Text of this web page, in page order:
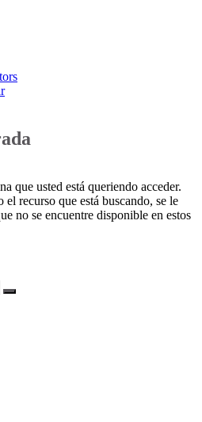
que usted está queriendo acceder.
el recurso que está buscando, se le
no se encuentre disponible en estos